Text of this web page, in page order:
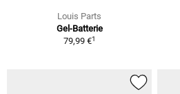
Louis Parts
Gel-Batterie
79,99 €1